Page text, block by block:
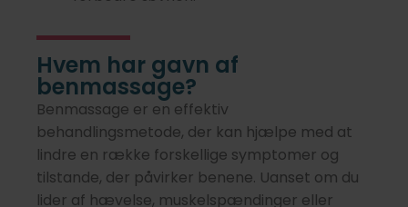
Hvem har gavn af
benmassage?
Benmassage er en effektiv
behandlingsmetode, der kan hjælpe med at
lindre en række forskellige symptomer og
tilstande, der påvirker benene. Uanset om du
lider af hævelse, muskelspændinger eller